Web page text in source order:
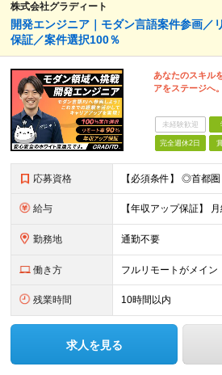
株式会社グラディート
開発エンジニア｜モダン言語案件参画／
保証／案件選択100％
あなたのスキル
アをステージへ。
未経験歓迎
完全週休2日
応募資格
給与
勤務地 通勤不要
働き方 フルリモートがメイン
残業時間 10時間以内
求人を見る